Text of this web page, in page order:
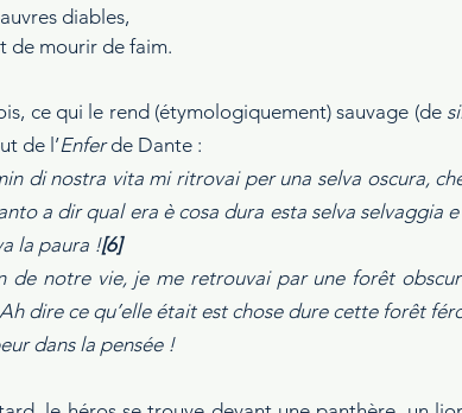
diables,
de mourir de faim.
ce qui le rend (étymologiquement) sauvage (de
de l’Enfer de Dante :
di nostra vita mi ritrovai per una selva oscura,
a dir qual era è cosa dura esta selva selvaggia
la paura ![6]
de notre vie, je me retrouvai par une forêt
dire ce qu’elle était est chose dure cette forêt
dans la pensée !